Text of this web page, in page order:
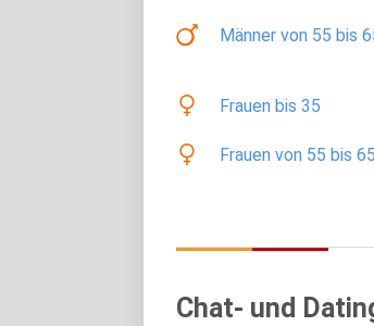
Männer von 55 bis
Frauen bis 35
Frauen von 55 bis 65
Chat- und